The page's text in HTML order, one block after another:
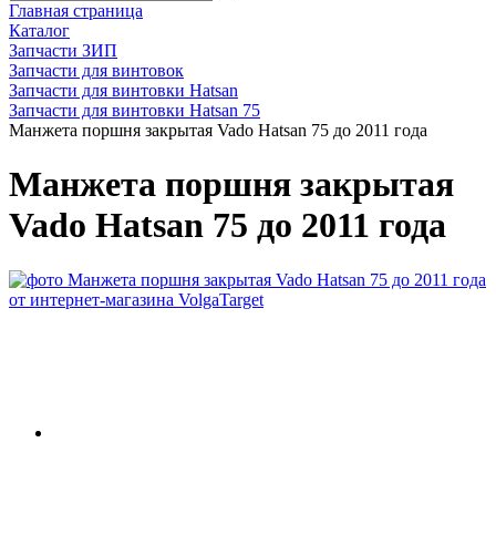
Главная страница
Каталог
Запчасти ЗИП
Запчасти для винтовок
Запчасти для винтовки Hatsan
Запчасти для винтовки Hatsan 75
Манжета поршня закрытая Vado Hatsan 75 до 2011 года
Манжета поршня закрытая
Vado Hatsan 75 до 2011 года